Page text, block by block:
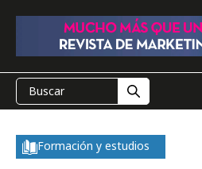
Formación y estudios